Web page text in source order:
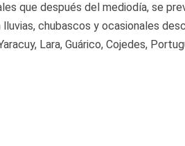
que después del mediodía, se
chubascos y ocasionales
Lara, Guárico, Cojedes,